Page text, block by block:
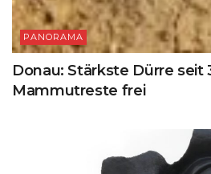
PANORAMA
Donau: Stärkste Dürre seit
Mammutreste frei